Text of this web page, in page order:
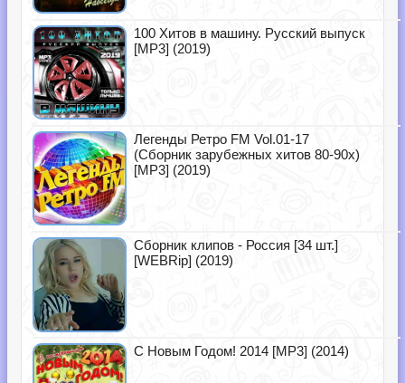
100 Хитов в машину. Русский выпуск
[MP3] (2019)
Легенды Ретро FM Vol.01-17
(Сборник зарубежных хитов 80-90х)
[MP3] (2019)
Сборник клипов - Россия [34 шт.]
[WEBRip] (2019)
С Новым Годом! 2014 [MP3] (2014)